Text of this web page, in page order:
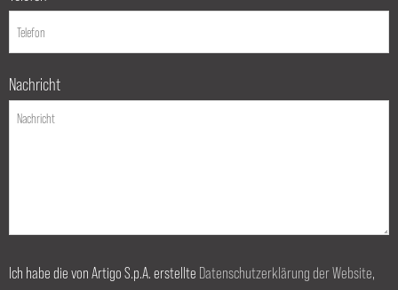
Nachricht
Ich habe die von Artigo S.p.A. erstellte Datenschutzerklärung der Website,